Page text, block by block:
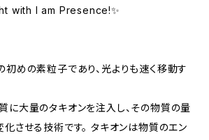
with I am Presence!✨
初めの素粒子であり、光よりも速く移動す
に大量のタキオンを注入し、その物質の量
させる技術です。 タキオンは物質のエン